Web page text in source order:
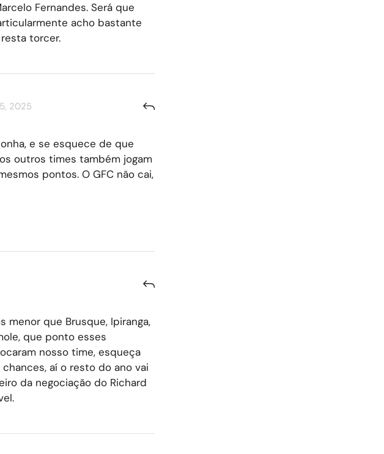
Fernandes. Será que
acho bastante
torcer.
2025
e se esquece de que
outros times também jogam
pontos. O GFC não cai,
menor que Brusque, Ipiranga,
que ponto esses
nosso time, esqueça
aí o resto do ano vai
da negociação do Richard